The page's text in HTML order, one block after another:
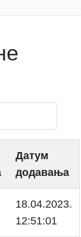
Датум
додавања
18.04.2023.
12:51:01